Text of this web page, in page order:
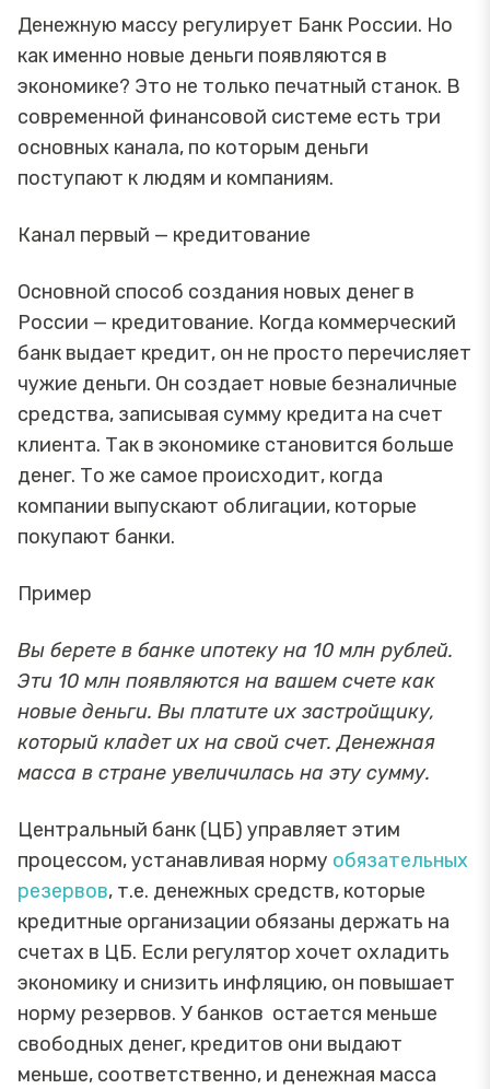
Денежную массу регулирует Банк России. Но
как именно новые деньги появляются в
экономике? Это не только печатный станок. В
современной финансовой системе есть три
основных канала, по которым деньги
поступают к людям и компаниям.
Канал первый — кредитование
Основной способ создания новых денег в
России — кредитование. Когда коммерческий
банк выдает кредит, он не просто перечисляет
чужие деньги. Он создает новые безналичные
средства, записывая сумму кредита на счет
клиента. Так в экономике становится больше
денег. То же самое происходит, когда
компании выпускают облигации, которые
покупают банки.
Пример
Вы берете в банке ипотеку на 10 млн рублей.
Эти 10 млн появляются на вашем счете как
новые деньги. Вы платите их застройщику,
который кладет их на свой счет. Денежная
масса в стране увеличилась на эту сумму.
Центральный банк (ЦБ) управляет этим
процессом, устанавливая норму обязательных
резервов, т.е. денежных средств, которые
кредитные организации обязаны держать на
счетах в ЦБ. Если регулятор хочет охладить
экономику и снизить инфляцию, он повышает
норму резервов. У банков остается меньше
свободных денег, кредитов они выдают
меньше, соответственно, и денежная масса